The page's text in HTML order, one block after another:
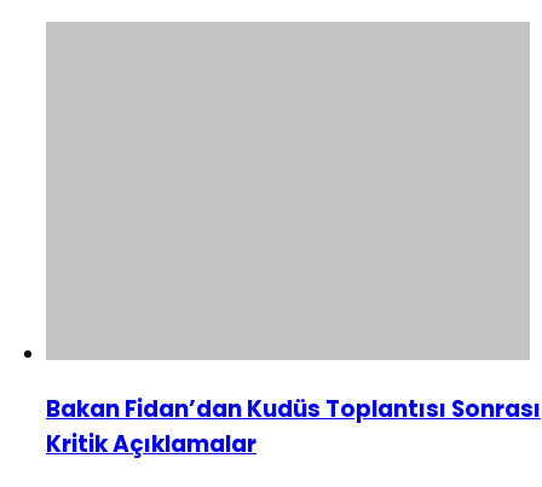
Bakan Fidan’dan Kudüs Toplantısı Sonrası
Kritik Açıklamalar